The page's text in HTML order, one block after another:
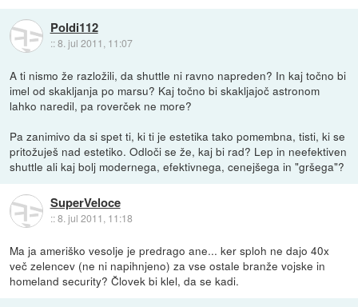
Poldi112
::8. jul 2011, 11:07
A ti nismo že razložili, da shuttle ni ravno napreden? In kaj točno bi
imel od skakljanja po marsu? Kaj točno bi skakljajoč astronom
lahko naredil, pa roverček ne more?
Pa zanimivo da si spet ti, ki ti je estetika tako pomembna, tisti, ki se
pritožuješ nad estetiko. Odloči se že, kaj bi rad? Lep in neefektiven
shuttle ali kaj bolj modernega, efektivnega, cenejšega in "gršega"?
SuperVeloce
::8. jul 2011, 11:18
Ma ja ameriško vesolje je predrago ane... ker sploh ne dajo 40x
več zelencev (ne ni napihnjeno) za vse ostale branže vojske in
homeland security? Človek bi klel, da se kadi.